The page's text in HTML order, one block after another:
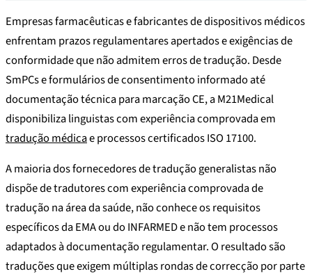
Empresas farmacêuticas e fabricantes de dispositivos médicos
enfrentam prazos regulamentares apertados e exigências de
conformidade que não admitem erros de tradução. Desde
SmPCs e formulários de consentimento informado até
documentação técnica para marcação CE, a M21Medical
disponibiliza linguistas com experiência comprovada em
tradução médicae processos certificados ISO 17100.
A maioria dos fornecedores de tradução generalistas não
dispõe de tradutores com experiência comprovada de
tradução na área da saúde, não conhece os requisitos
específicos da EMA ou do INFARMED e não tem processos
adaptados à documentação regulamentar. O resultado são
traduções que exigem múltiplas rondas de correcção por parte